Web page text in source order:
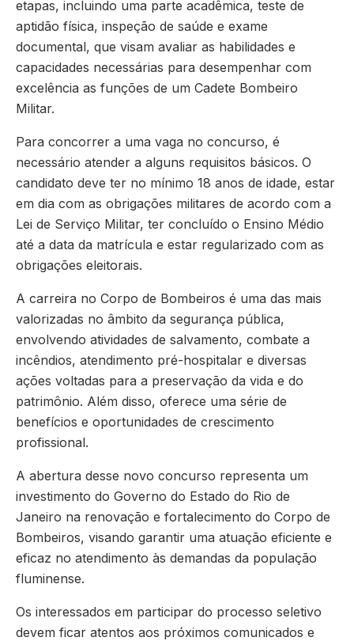
etapas, incluindo uma parte acadêmica, teste de
aptidão física, inspeção de saúde e exame
documental, que visam avaliar as habilidades e
capacidades necessárias para desempenhar com
excelência as funções de um Cadete Bombeiro
Militar.
Para concorrer a uma vaga no concurso, é
necessário atender a alguns requisitos básicos. O
candidato deve ter no mínimo 18 anos de idade, estar
em dia com as obrigações militares de acordo com a
Lei de Serviço Militar, ter concluído o Ensino Médio
até a data da matrícula e estar regularizado com as
obrigações eleitorais.
A carreira no Corpo de Bombeiros é uma das mais
valorizadas no âmbito da segurança pública,
envolvendo atividades de salvamento, combate a
incêndios, atendimento pré-hospitalar e diversas
ações voltadas para a preservação da vida e do
patrimônio. Além disso, oferece uma série de
benefícios e oportunidades de crescimento
profissional.
A abertura desse novo concurso representa um
investimento do Governo do Estado do Rio de
Janeiro na renovação e fortalecimento do Corpo de
Bombeiros, visando garantir uma atuação eficiente e
eficaz no atendimento às demandas da população
fluminense.
Os interessados em participar do processo seletivo
devem ficar atentos aos próximos comunicados e